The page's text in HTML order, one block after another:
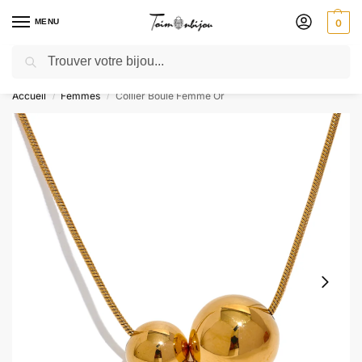
MENU 0
🎁 SOLDES SOLDES : jusqu’à -30 % ! GRAVURE OFFERTE – Livré 48h
Accueil / Femmes / Collier Boule Femme Or